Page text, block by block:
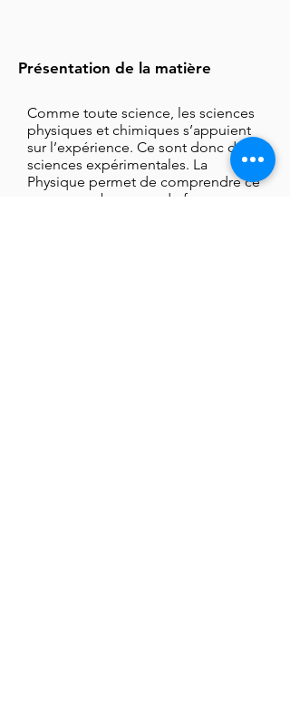
Présentation de la matière
Comme toute science, les sciences
physiques et chimiques s’appuient
sur l’expérience. Ce sont donc des
sciences expérimentales. La
Physique permet de comprendre ce
que nous observons de façon